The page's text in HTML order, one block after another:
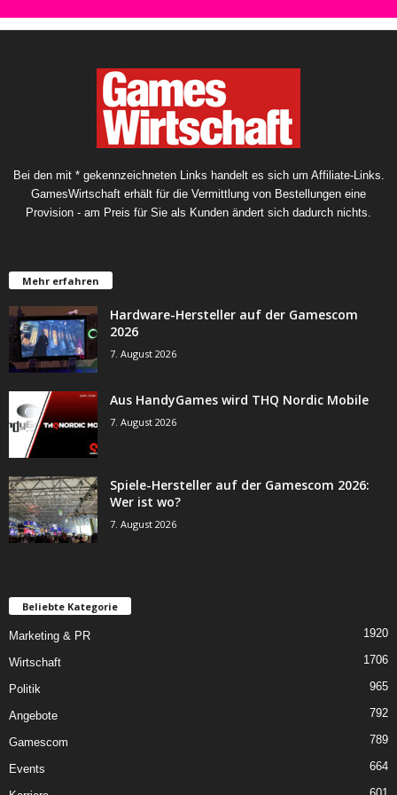
Bei den mit * gekennzeichneten Links handelt es sich um Affiliate-Links.
GamesWirtschaft erhält für die Vermittlung von Bestellungen eine
Provision - am Preis für Sie als Kunden ändert sich dadurch nichts.
Mehr erfahren
Hardware-Hersteller auf der Gamescom
2026
7. August 2026
Aus HandyGames wird THQ Nordic Mobile
7. August 2026
Spiele-Hersteller auf der Gamescom 2026:
Wer ist wo?
7. August 2026
Beliebte Kategorie
Marketing & PR 1920
Wirtschaft 1706
Politik 965
Angebote 792
Gamescom 789
Events 664